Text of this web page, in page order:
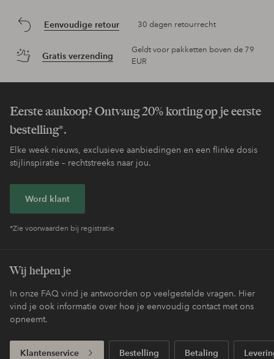
Eenvoudige retour 30 dagen retourrecht
Gratis verzending
Geldt voor pakketten boven de 79
EUR
Eerste aankoop? Ontvang 20% korting op je eerste
bestelling*.
Elke week nieuws, exclusieve aanbiedingen en een flinke dosis
stijlinspiratie – rechtstreeks naar jou.
Word klant
*Zie voorwaarden bij registratie
Wij helpen je
In onze FAQ vind je antwoorden op veelgestelde vragen. Hier
vind je ook informatie over hoe je eenvoudig contact met ons
opneemt.
Klantenservice Bestelling Betaling